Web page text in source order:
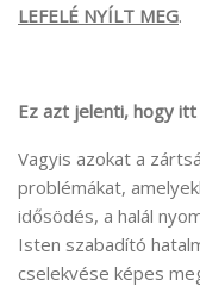
LEFELÉ NYÍLT MEG.
Ez azt jelenti, hogy
Vagyis azokat a
problémákat,
idősödés, a halál
Isten szabadító
cselekvése képes